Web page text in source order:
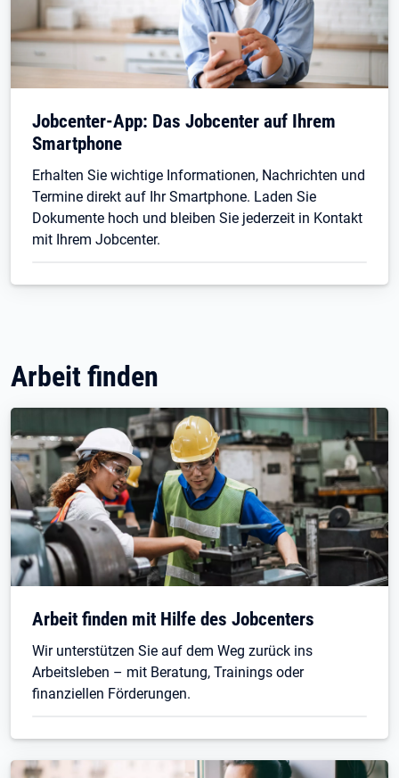
Jobcenter-App: Das Jobcenter auf Ihrem
Smartphone
Erhalten Sie wichtige Informationen, Nachrichten und
Termine direkt auf Ihr Smartphone. Laden Sie
Dokumente hoch und bleiben Sie jederzeit in Kontakt
mit Ihrem Jobcenter.
Arbeit finden
Arbeit finden mit Hilfe des Jobcenters
Wir unterstützen Sie auf dem Weg zurück ins
Arbeitsleben – mit Beratung, Trainings oder
finanziellen Förderungen.